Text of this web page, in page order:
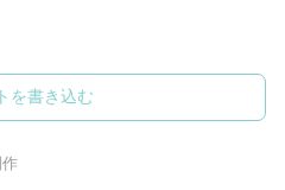
を書き込む